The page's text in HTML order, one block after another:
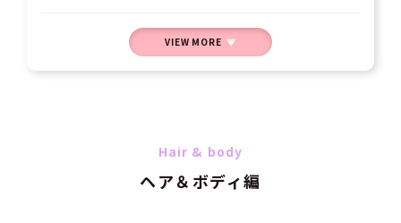
VIEW MORE
Hair & body
ヘア＆ボディ編